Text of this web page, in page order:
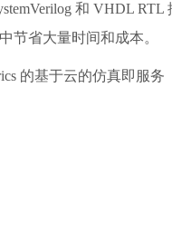
和 VHDL
节省大量时间和成本。
的基于云的仿真即服务